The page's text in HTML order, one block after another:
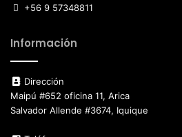
+56 9 57348811
Información
Dirección
Maipú #652 oficina 11, Arica
Salvador Allende #3674, Iquique